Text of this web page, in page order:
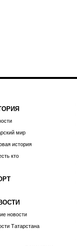
мир
история
кто
новости
Татарстана